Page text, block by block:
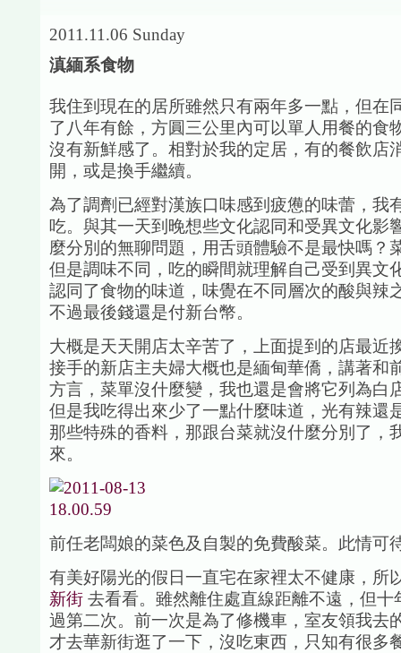
2011.11.06 Sunday
滇緬系食物
我住到現在的居所雖然只有兩年多一點，但在
了八年有餘，方圓三公里內可以單人用餐的食
沒有新鮮感了。相對於我的定居，有的餐飲店
開，或是換手繼續。
為了調劑已經對漢族口味感到疲憊的味蕾，我
吃。與其一天到晚想些文化認同和受異文化影
麼分別的無聊問題，用舌頭體驗不是最快嗎？
但是調味不同，吃的瞬間就理解自己受到異文
認同了食物的味道，味覺在不同層次的酸與辣
不過最後錢還是付新台幣。
大概是天天開店太辛苦了，上面提到的店最近
接手的新店主夫婦大概也是緬甸華僑，講著和
方言，菜單沒什麼變，我也還是會將它列為白
但是我吃得出來少了一點什麼味道，光有辣還
那些特殊的香料，那跟台菜就沒什麼分別了，
來。
前任老闆娘的菜色及自製的免費酸菜。此情可
有美好陽光的假日一直宅在家裡太不健康，所
新街 去看看。雖然離住處直線距離不遠，但十
過第二次。前一次是為了修機車，室友領我去
才去華新街逛了一下，沒吃東西，只知有很多